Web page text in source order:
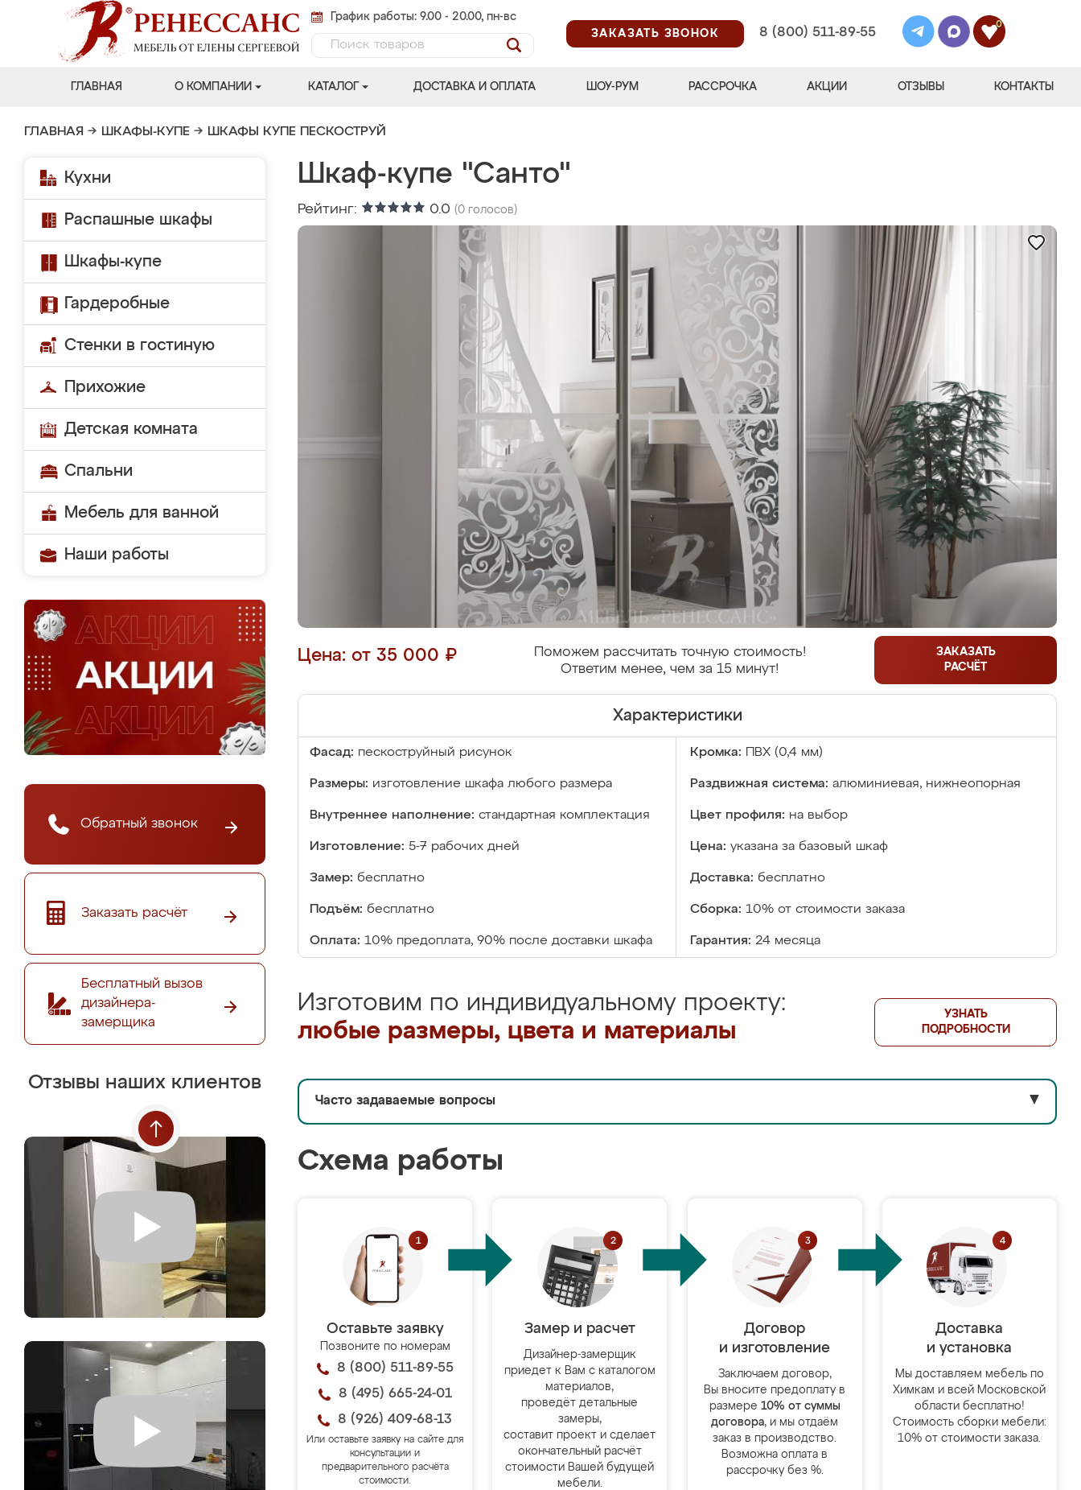
График работы: 9.00 - 20.00, пн-вс
ЗАКАЗАТЬ ЗВОНОК
8 (800) 511-89-55
0
ГЛАВНАЯ О КОМПАНИИ КАТАЛОГ ДОСТАВКА И ОПЛАТА ШОУ-РУМ РАССРОЧКА АКЦИИ ОТЗЫВЫ КОНТАКТЫ
ГЛАВНАЯ → ШКАФЫ-КУПЕ → ШКАФЫ КУПЕ ПЕСКОСТРУЙ
Кухни
Распашные шкафы
Шкафы-купе
Гардеробные
Стенки в гостиную
Прихожие
Детская комната
Спальни
Мебель для ванной
Наши работы
Обратный звонок
Заказать расчёт
Бесплатный вызов
дизайнера-
замерщика
Отзывы наших клиентов
Шкаф-купе "Санто"
Рейтинг: 0.0 (0 голосов)
Цена: от 35 000 ₽
Поможем рассчитать точную стоимость!
Ответим менее, чем за 15 минут!
ЗАКАЗАТЬ
РАСЧЁТ
Характеристики
Фасад: пескоструйный рисунок Кромка: ПВХ (0,4 мм)
Размеры: изготовление шкафа любого размера Раздвижная система: алюминиевая, нижнеопорная
Внутреннее наполнение: стандартная комплектация Цвет профиля: на выбор
Изготовление: 5-7 рабочих дней Цена: указана за базовый шкаф
Замер: бесплатно Доставка: бесплатно
Подъём: бесплатно Сборка: 10% от стоимости заказа
Оплата: 10% предоплата, 90% после доставки шкафа Гарантия: 24 месяца
Изготовим по индивидуальному проекту:
любые размеры, цвета и материалы
УЗНАТЬ
ПОДРОБНОСТИ
Часто задаваемые вопросы ▼
Схема работы
Оставьте заявку
Позвоните по номерам
8 (800) 511-89-55
8 (495) 665-24-01
8 (926) 409-68-13
Или оставьте заявку на сайте для
консультации и
предварительного расчёта
стоимости.
Замер и расчет
Дизайнер-замерщик
приедет к Вам с каталогом
материалов,
проведёт детальные
замеры,
составит проект и сделает
окончательный расчёт
стоимости Вашей будущей
мебели.
Договор
и изготовление
Заключаем договор,
Вы вносите предоплату в
размере 10% от суммы
договора, и мы отдаём
заказ в производство.
Возможна оплата в
рассрочку без %.
Доставка
и установка
Мы доставляем мебель по
Химкам и всей Московской
области бесплатно!
Стоимость сборки мебели:
10% от стоимости заказа.